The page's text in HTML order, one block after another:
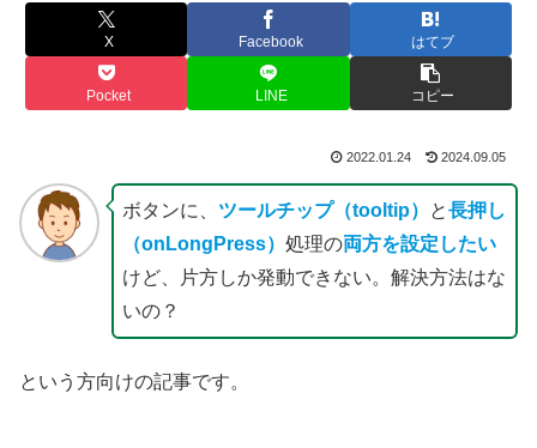
X Facebook はてブ
Pocket LINE コピー
2022.01.24 2024.09.05
ボタンに、 ツールチップ（tooltip） と長押し
（onLongPress） 処理の両方を設定したい
けど、片方しか発動できない。解決方法はな
いの？
という方向けの記事です。